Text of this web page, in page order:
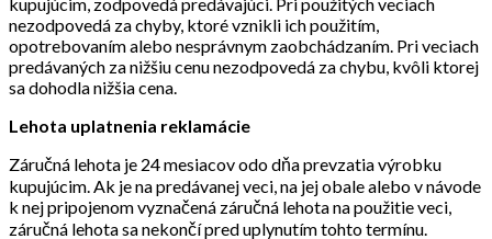
nezodpovedá za chyby, ktoré vznikli ich použitím,
opotrebovaním alebo nesprávnym zaobchádzaním. Pri veciach
predávaných za nižšiu cenu nezodpovedá za chybu, kvôli ktorej
sa dohodla nižšia cena.
Lehota uplatnenia reklamácie
Záručná lehota je 24 mesiacov odo dňa prevzatia výrobku
kupujúcim. Ak je na predávanej veci, na jej obale alebo v návode
k nej pripojenom vyznačená záručná lehota na použitie veci,
záručná lehota sa nekončí pred uplynutím tohto termínu.